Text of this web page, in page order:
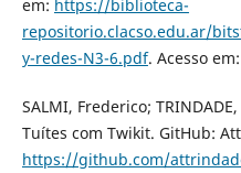
em: https://biblioteca-
repositorio.clacso.edu.ar/
y-redes-N3-6.pdf. Acesso
SALMI, Frederico;
Tuítes com Twikit. GitHub:
https://github.com/